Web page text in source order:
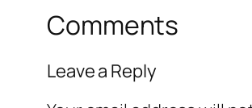
Comments
Leave a Reply